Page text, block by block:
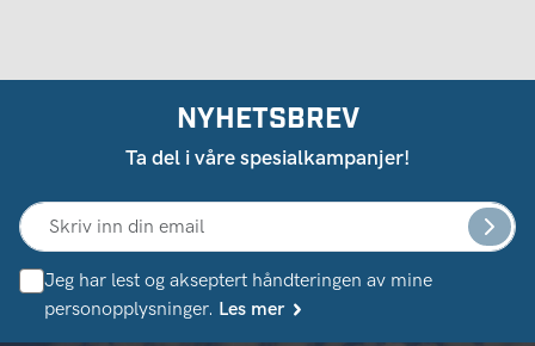
NYHETSBREV
Ta del i våre spesialkampanjer!
Jeg har lest og akseptert håndteringen av mine
personopplysninger. Les mer